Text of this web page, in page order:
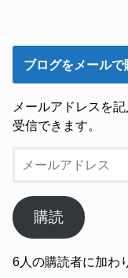
ブログをメールで
メールアドレスを
受信できます。
ー
ア
ド
ス
購読
6人の購読者に加わ